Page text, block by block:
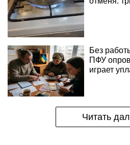
Без
ПФУ
играет
Читать